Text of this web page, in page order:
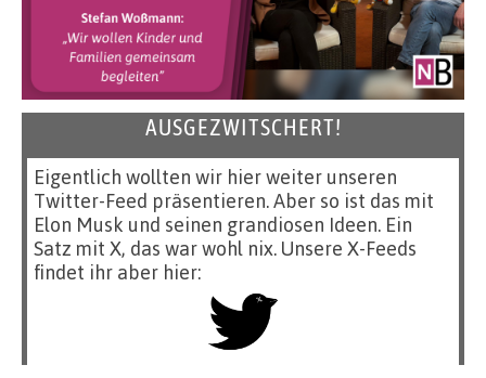
AUSGEZWITSCHERT!
Eigentlich wollten wir hier weiter unseren
Twitter-Feed präsentieren. Aber so ist das mit
Elon Musk und seinen grandiosen Ideen. Ein
Satz mit X, das war wohl nix. Unsere X-Feeds
findet ihr aber hier: